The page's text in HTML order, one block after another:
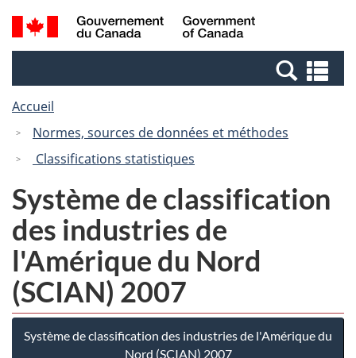
Passer
au
Passer
à
Canada
Recherche
et
et
Accueil
Normes, sources de données et méthodes
Classifications statistiques
Système de classification
des industries de
l'Amérique du Nord
(SCIAN) 2007
Système de classification des industries de l'Amérique du
Nord (SCIAN) 2007